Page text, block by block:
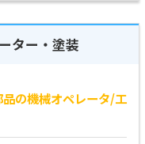
ター・塗装
品の機械オペレータ/工